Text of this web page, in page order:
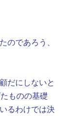
のであろう、
だにしないと
ものの基礎
るわけでは決